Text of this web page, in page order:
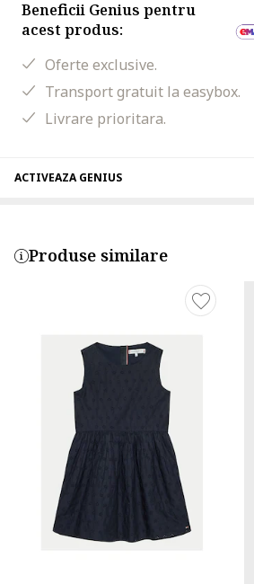
Beneficii Genius pentru
acest produs:
Oferte exclusive.
Transport gratuit la easybox.
Livrare prioritara.
ACTIVEAZA GENIUS
Produse similare